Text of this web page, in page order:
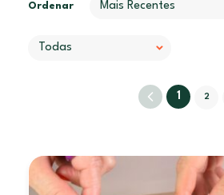
Ordenar
1 2